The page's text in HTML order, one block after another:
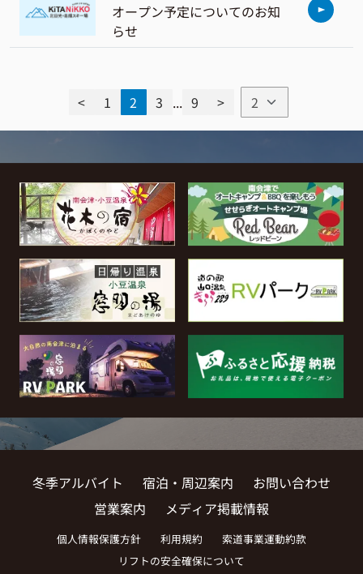
オープン予定についてのお知
らせ
< 1 2 3 ... 9 >
冬季アルバイト 宿泊・周辺案内
お問い合わせ
営業案内
メディア掲載情報
個人情報保護方針 利用規約
索道事業運動約款
リフトの安全確保について